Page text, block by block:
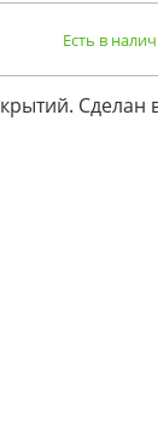
Есть в
Сделан